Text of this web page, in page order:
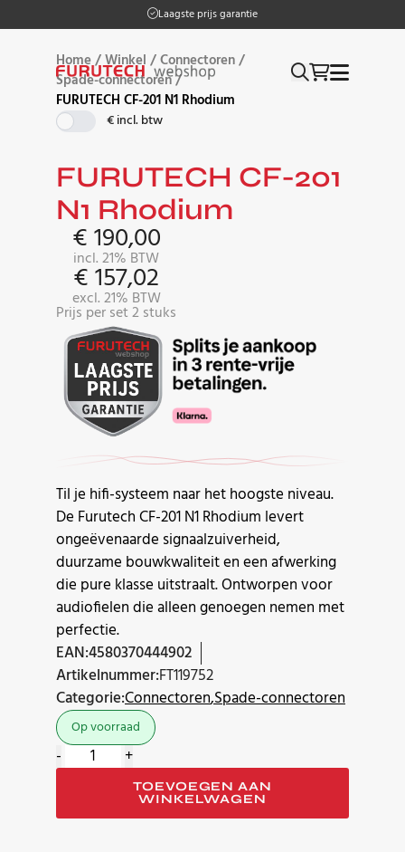
Laagste prijs garantie
Home/Winkel /Connectoren/
Spade-connectoren/
FURUTECH CF-201 N1 Rhodium
€ incl. btw
FURUTECH CF-201
N1 Rhodium
€190,00
incl. 21% BTW
€157,02
excl. 21% BTW
Prijs per set 2 stuks
Til je hifi-systeem naar het hoogste niveau.
De Furutech CF-201 N1 Rhodium levert
ongeëvenaarde signaalzuiverheid,
duurzame bouwkwaliteit en een afwerking
die pure klasse uitstraalt. Ontworpen voor
audiofielen die alleen genoegen nemen met
perfectie.
EAN:4580370444902
Artikelnummer:FT119752
Categorie:ConnectorenSpade-connectoren
Op voorraad
FURUTECH
CF-
N1
- +
TOEVOEGEN AAN
WINKELWAGEN